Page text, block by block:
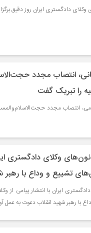
ایران روز دقیق برگزاری آزمون
انتصاب مجدد
را تبریک گفت
انتصاب مجدد
وکلای دادگستری
تشییع و وداع با رهبر
ایران با انتشار پیامی از
با رهبر شهید انقلاب دعوت به عمل